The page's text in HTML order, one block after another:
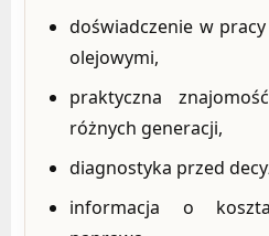
doświadczenie w
olejowymi,
praktyczna
różnych generacji,
diagnostyka przed
informacja o